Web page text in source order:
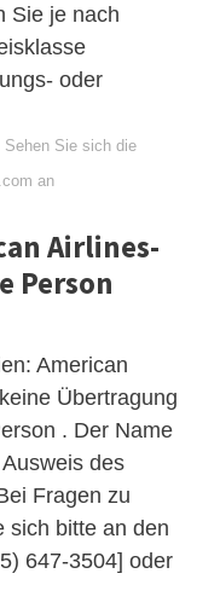
Sie je nach
oder
Sehen Sie sich die
an
Airlines-
Person
American
Übertragung
. Der Name
des
Fragen zu
sich bitte an den
647-3504] oder